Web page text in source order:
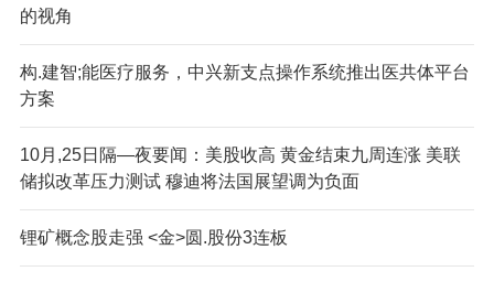
的视角
构.建智;能医疗服务，中兴新支点操作系统推出医共体平台
方案
10月,25日隔—夜要闻：美股收高 黄金结束九周连涨 美联
储拟改革压力测试 穆迪将法国展望调为负面
锂矿概念股走强 <金>圆.股份3连板